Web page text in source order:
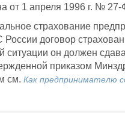
от 1 апреля 1996 г. № 27-
страхование
договор
ситуации он должен
приказом
см. Как предпринимателю